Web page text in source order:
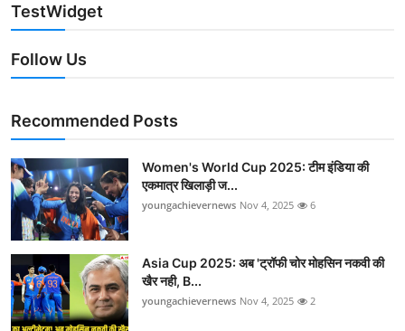
TestWidget
Follow Us
Recommended Posts
Women's World Cup 2025: टीम इंडिया की
एकमात्र खिलाड़ी ज...
youngachievernews Nov 4, 2025 6
Asia Cup 2025: अब 'ट्रॉफी चोर मोहसिन नकवी की
खैर नही, B...
youngachievernews Nov 4, 2025 2